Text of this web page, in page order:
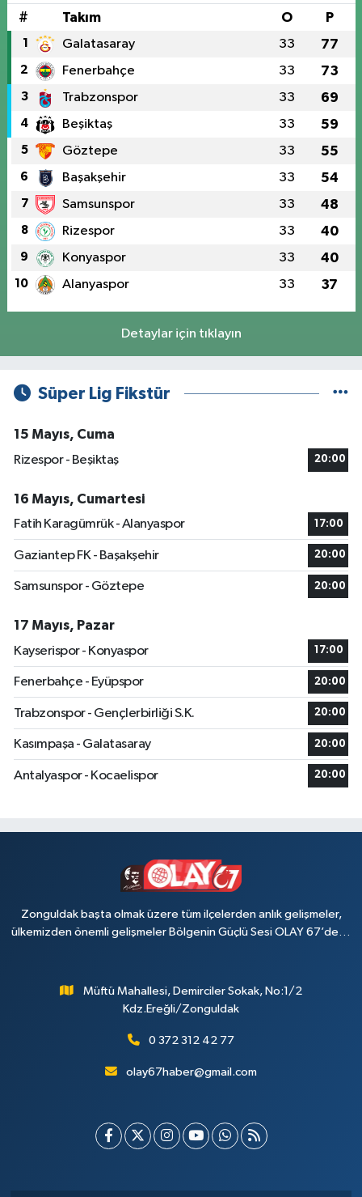
# Takım O P
1 Galatasaray 33 77
2 Fenerbahçe 33 73
3 Trabzonspor 33 69
4 Beşiktaş 33 59
5 Göztepe 33 55
6 Başakşehir 33 54
7 Samsunspor 33 48
8 Rizespor 33 40
9 Konyaspor 33 40
10 Alanyaspor 33 37
Detaylar için tıklayın
Süper Lig Fikstür
15 Mayıs, Cuma
Rizespor - Beşiktaş
20:00
16 Mayıs, Cumartesi
Fatih Karagümrük - Alanyaspor
17:00
Gaziantep FK - Başakşehir 20:00
Samsunspor - Göztepe 20:00
17 Mayıs, Pazar
Kayserispor - Konyaspor
17:00
Fenerbahçe - Eyüpspor 20:00
Trabzonspor - Gençlerbirliği S.K. 20:00
Kasımpaşa - Galatasaray 20:00
Antalyaspor - Kocaelispor 20:00
Zonguldak başta olmak üzere tüm ilçelerden anlık gelişmeler,
ülkemizden önemli gelişmeler Bölgenin Güçlü Sesi OLAY 67’de…
Müftü Mahallesi, Demirciler Sokak, No:1/2
Kdz.Ereğli/Zonguldak
0 372 312 42 77
olay67haber@gmail.com